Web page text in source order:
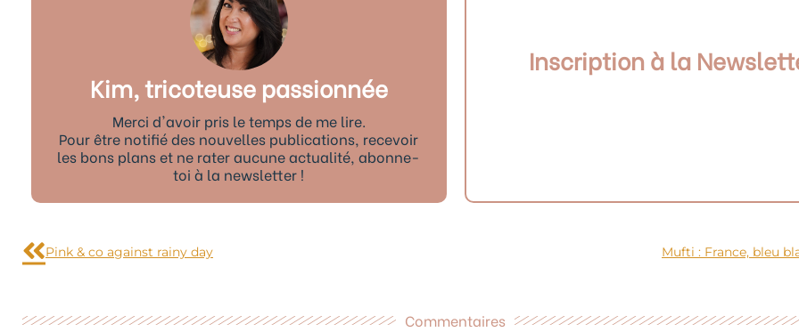
Kim, tricoteuse passionnée
Merci d'avoir pris le temps de me lire.
Pour être notifié des nouvelles publications, recevoir
les bons plans et ne rater aucune actualité, abonne-
toi à la newsletter !
Inscription à la
Pink & co against rainy day Mufti : France, bleu
Commentaires